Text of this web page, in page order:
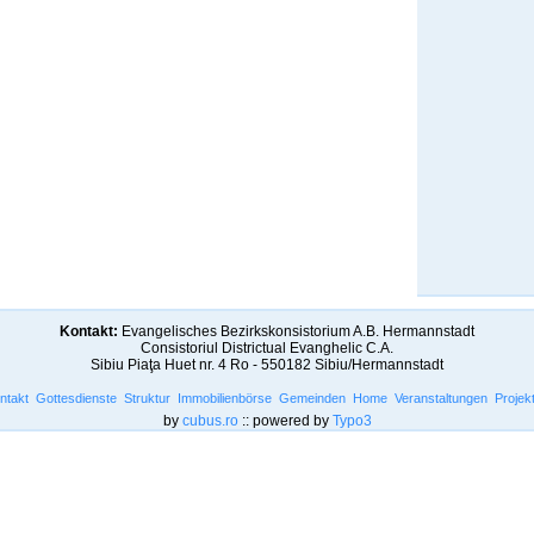
Kontakt: Evangelisches Bezirkskonsistorium A.B. Hermannstadt
Consistoriul Districtual Evanghelic C.A.
Sibiu Piaţa Huet nr. 4 Ro - 550182 Sibiu/Hermannstadt
Gottesdienste Struktur Immobilienbörse Gemeinden Home Veranstaltungen
by cubus.ro:: powered by Typo3